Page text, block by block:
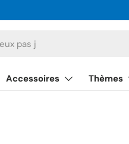
Accessoires Thèmes